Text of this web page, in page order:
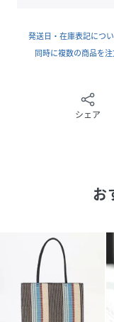
開口部はマグネッ
閉できるのも嬉し
きれいめなスラッ
せれば、洗練され
多少の色落ちの心
用や白系等の衣服
※柄の位置には個
※その他お取り扱い
ョンタグをご覧くだ
発送日・在庫表記につ
同時に複数の商品を
シェア
お